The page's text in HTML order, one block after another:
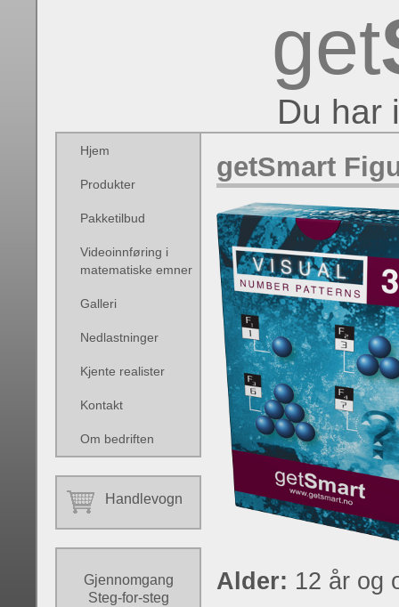
get
Du har
getSmart
Alder: 12 år og
Hjem
Produkter
Pakketilbud
Videoinnføring i
matematiske emner
Galleri
Nedlastninger
Kjente realister
Kontakt
Om bedriften
Handlevogn
Gjennomgang
Steg-for-steg